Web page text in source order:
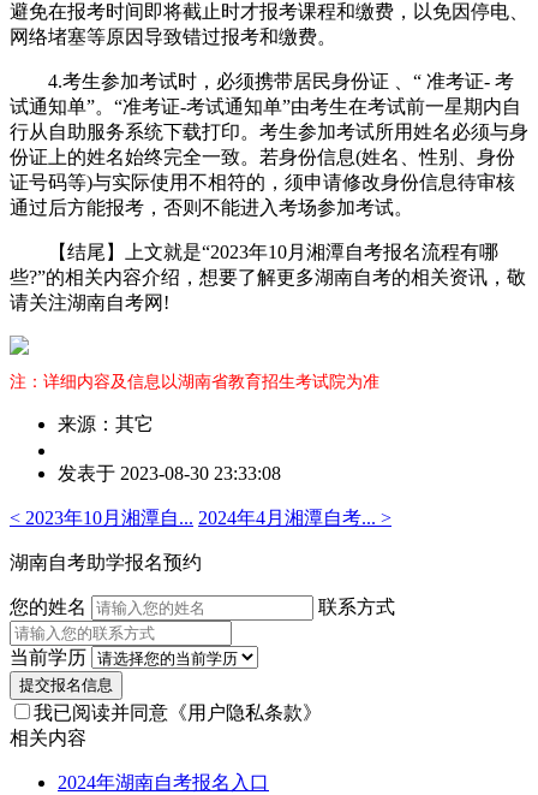
避免在报考时间即将截止时才报考课程和缴费，以免因停电、
网络堵塞等原因导致错过报考和缴费。
4.考生参加考试时，必须携带居民身份证 、“ 准考证- 考
试通知单”。“准考证-考试通知单”由考生在考试前一星期内自
行从自助服务系统下载打印。考生参加考试所用姓名必须与身
份证上的姓名始终完全一致。若身份信息(姓名、性别、身份
证号码等)与实际使用不相符的，须申请修改身份信息待审核
通过后方能报考，否则不能进入考场参加考试。
【结尾】上文就是“2023年10月湘潭自考报名流程有哪
些?”的相关内容介绍，想要了解更多湖南自考的相关资讯，敬
请关注湖南自考网!
注：详细内容及信息以湖南省教育招生考试院为准
来源：其它
者：
老
师
发表于 2023-08-30 23:33:08
< 2023年10月湘潭自... 2024年4月湘潭自考... >
湖南自考助学报名预约
您的姓名 联系方式
当前学历
提交报名信息
我已阅读并同意 《用户隐私条款》
相关内容
2024年湖南自考报名入口